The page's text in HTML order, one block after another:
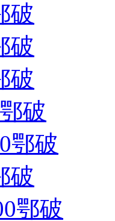
破
破
破
破
鄂破
破
鄂破